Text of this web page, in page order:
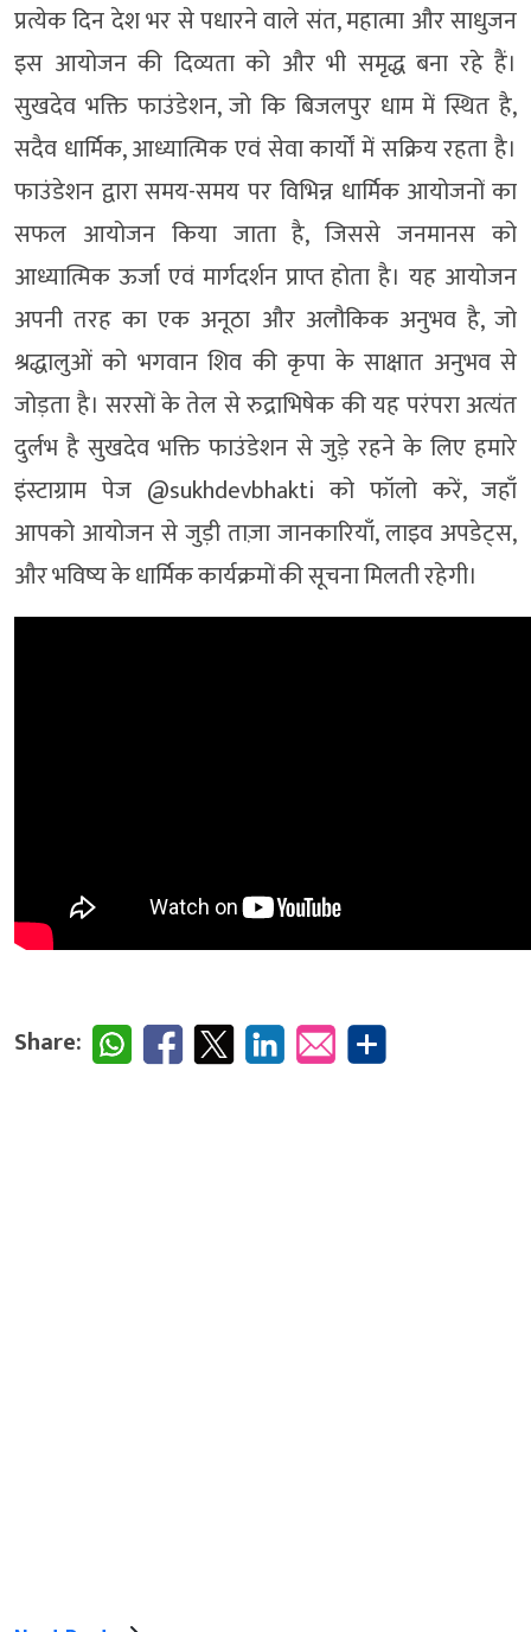
प्रत्येक दिन देश भर से पधारने वाले संत, महात्मा और साधुजन
इस आयोजन की दिव्यता को और भी समृद्ध बना रहे हैं।
सुखदेव भक्ति फाउंडेशन, जो कि बिजलपुर धाम में स्थित है,
सदैव धार्मिक, आध्यात्मिक एवं सेवा कार्यों में सक्रिय रहता है।
फाउंडेशन द्वारा समय-समय पर विभिन्न धार्मिक आयोजनों का
सफल आयोजन किया जाता है, जिससे जनमानस को
आध्यात्मिक ऊर्जा एवं मार्गदर्शन प्राप्त होता है। यह आयोजन
अपनी तरह का एक अनूठा और अलौकिक अनुभव है, जो
श्रद्धालुओं को भगवान शिव की कृपा के साक्षात अनुभव से
जोड़ता है। सरसों के तेल से रुद्राभिषेक की यह परंपरा अत्यंत
दुर्लभ है सुखदेव भक्ति फाउंडेशन से जुड़े रहने के लिए हमारे
इंस्टाग्राम पेज @sukhdevbhakti को फॉलो करें, जहाँ
आपको आयोजन से जुड़ी ताज़ा जानकारियाँ, लाइव अपडेट्स,
और भविष्य के धार्मिक कार्यक्रमों की सूचना मिलती रहेगी।
Share: